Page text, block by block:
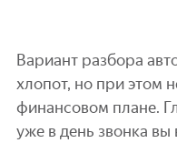
Вариант разбора
хлопот, но при этом
финансовом плане.
уже в день звонка вы